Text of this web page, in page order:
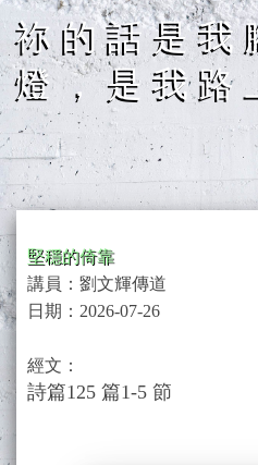
祢的話是我
燈，是我路
堅穩的倚靠
講員：劉文輝傳道
日期： 2026-07-26
經文：
詩篇125 篇1-5 節